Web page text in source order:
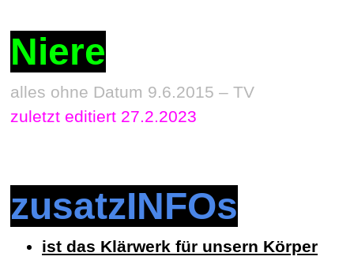
Niere
alles ohne Datum 9.6.2015 – TV
zuletzt editiert 27.2.2023
zusatzINFOs
ist das Klärwerk für unsern Körper